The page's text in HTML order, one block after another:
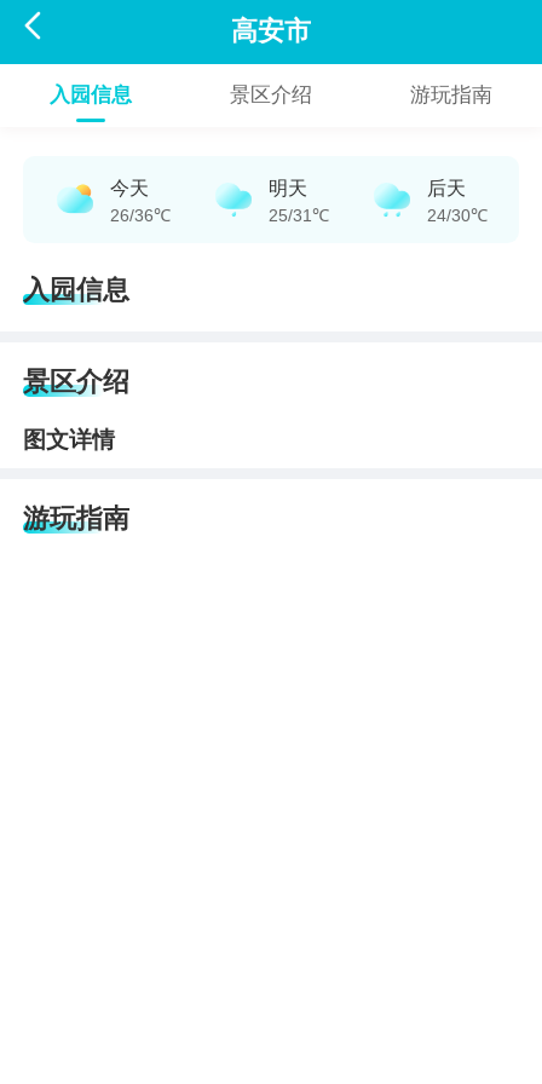
 高安市
入园信息 景区介绍 游玩指南
今天
26/36℃
明天
25/31℃
后天
24/30℃
入园信息
景区介绍
图文详情
游玩指南